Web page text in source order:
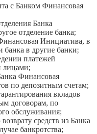
с Банком Финансовая
Банка
отделение банка;
Инициатива, в
банка в другие банки;
платежей
лицами;
Финансовая
по депозитным счетам;
вкладов
договорам, по
обслуживания;
средств из Банка
банкротства;